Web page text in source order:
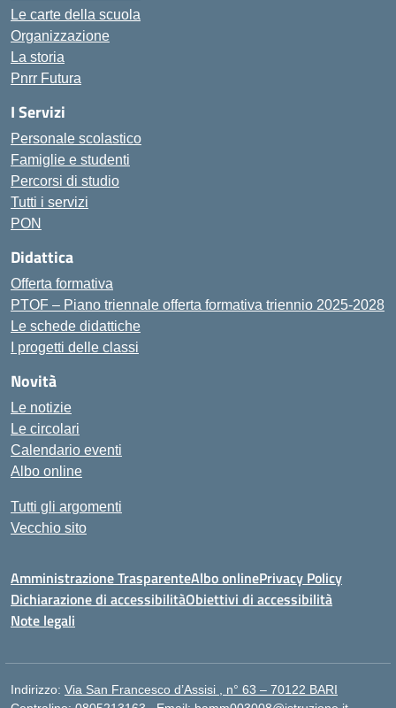
Le carte della scuola
Organizzazione
La storia
Pnrr Futura
I Servizi
Personale scolastico
Famiglie e studenti
Percorsi di studio
Tutti i servizi
PON
Didattica
Offerta formativa
PTOF – Piano triennale offerta formativa triennio 2025-2028
Le schede didattiche
I progetti delle classi
Novità
Le notizie
Le circolari
Calendario eventi
Albo online
Tutti gli argomenti
Vecchio sito
Amministrazione TrasparenteAlbo onlinePrivacy Policy
Dichiarazione di accessibilitàObiettivi di accessibilità
Note legali
Indirizzo: Via San Francesco d’Assisi , n° 63 – 70122 BARI